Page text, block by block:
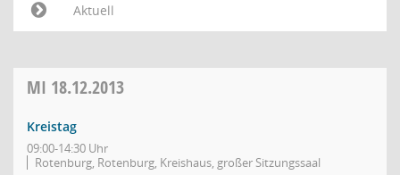
Aktuell
MI 18.12.2013
Kreistag
09:00-14:30 Uhr
Rotenburg, Rotenburg, Kreishaus, großer Sitzungssaal